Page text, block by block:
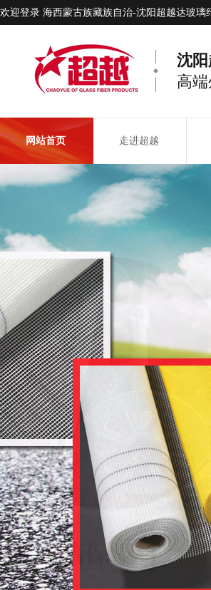
欢迎登录 海西蒙古族藏族自治-沈阳超越达玻璃
沈
高
网站首页 走进超越